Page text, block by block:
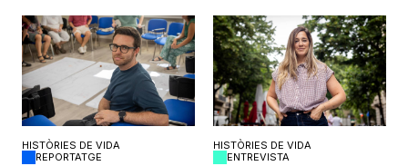
HISTÒRIES DE VIDA
REPORTATGE
HISTÒRIES DE VIDA
ENTREVISTA